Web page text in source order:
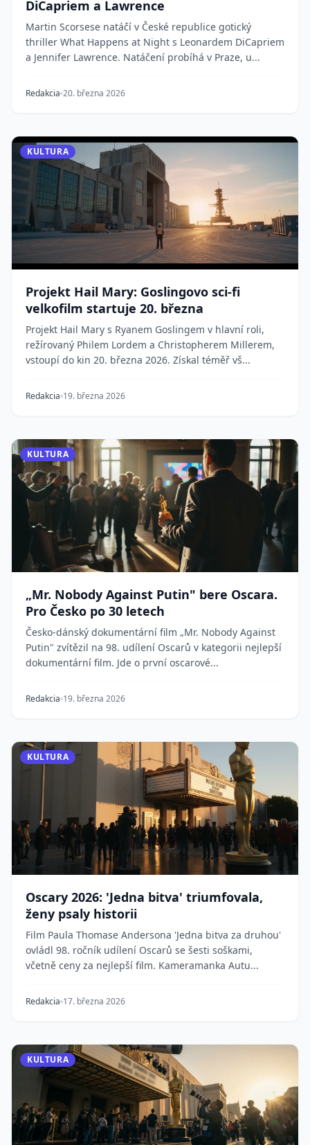
DiCapriem a Lawrence
Martin Scorsese natáčí v České republice gotický
thriller What Happens at Night s Leonardem DiCapriem
a Jennifer Lawrence. Natáčení probíhá v Praze, u...
Redakcia 20. března 2026
KULTURA
Projekt Hail Mary: Goslingovo sci-fi
velkofilm startuje 20. března
Projekt Hail Mary s Ryanem Goslingem v hlavní roli,
režírovaný Philem Lordem a Christopherem Millerem,
vstoupí do kin 20. března 2026. Získal téměř vš...
Redakcia 19. března 2026
KULTURA
„Mr. Nobody Against Putin" bere Oscara.
Pro Česko po 30 letech
Česko-dánský dokumentární film „Mr. Nobody Against
Putin" zvítězil na 98. udílení Oscarů v kategorii nejlepší
dokumentární film. Jde o první oscarové...
Redakcia 19. března 2026
KULTURA
Oscary 2026: 'Jedna bitva' triumfovala,
ženy psaly historii
Film Paula Thomase Andersona 'Jedna bitva za druhou'
ovládl 98. ročník udílení Oscarů se šesti soškami,
včetně ceny za nejlepší film. Kameramanka Autu...
Redakcia 17. března 2026
KULTURA